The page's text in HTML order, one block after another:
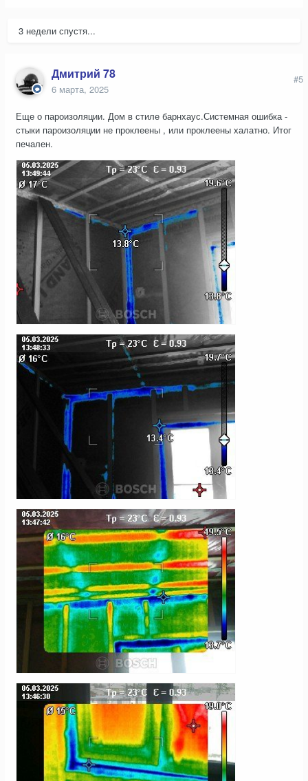
3 недели спустя...
Дмитрий 78
6 марта, 2025
#5
Еще о пароизоляции. Дом в стиле барнхаус.Системная ошибка -
стыки пароизоляции не проклеены , или проклеены халатно. Итог
печален.